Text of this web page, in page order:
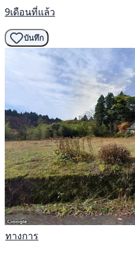
9เดือนที่แล้ว
บันทึก
ทางการ